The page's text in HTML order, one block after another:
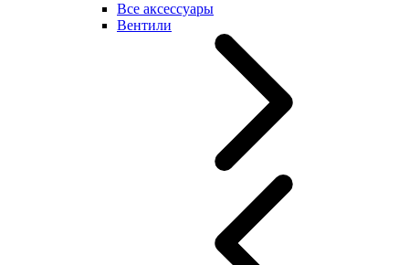
Все аксессуары
Вентили